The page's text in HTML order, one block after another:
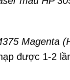
Magenta
được 1-2